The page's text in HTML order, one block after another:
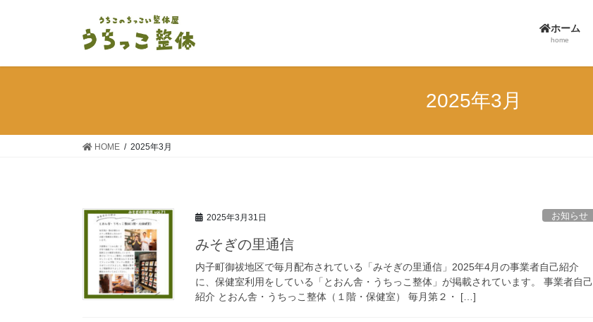
ホーム
home
2025年3月
HOME 2025年3月
2025年3月31日 お知らせ
みそぎの里通信
内子町御祓地区で毎月配布されている「みそぎの里通信」2025年4月の事業者自己紹介
に、保健室利用をしている「とおん舎・うちっこ整体」が掲載されています。 事業者自己
紹介 とおん舎・うちっこ整体（１階・保健室） 毎月第２・ […]